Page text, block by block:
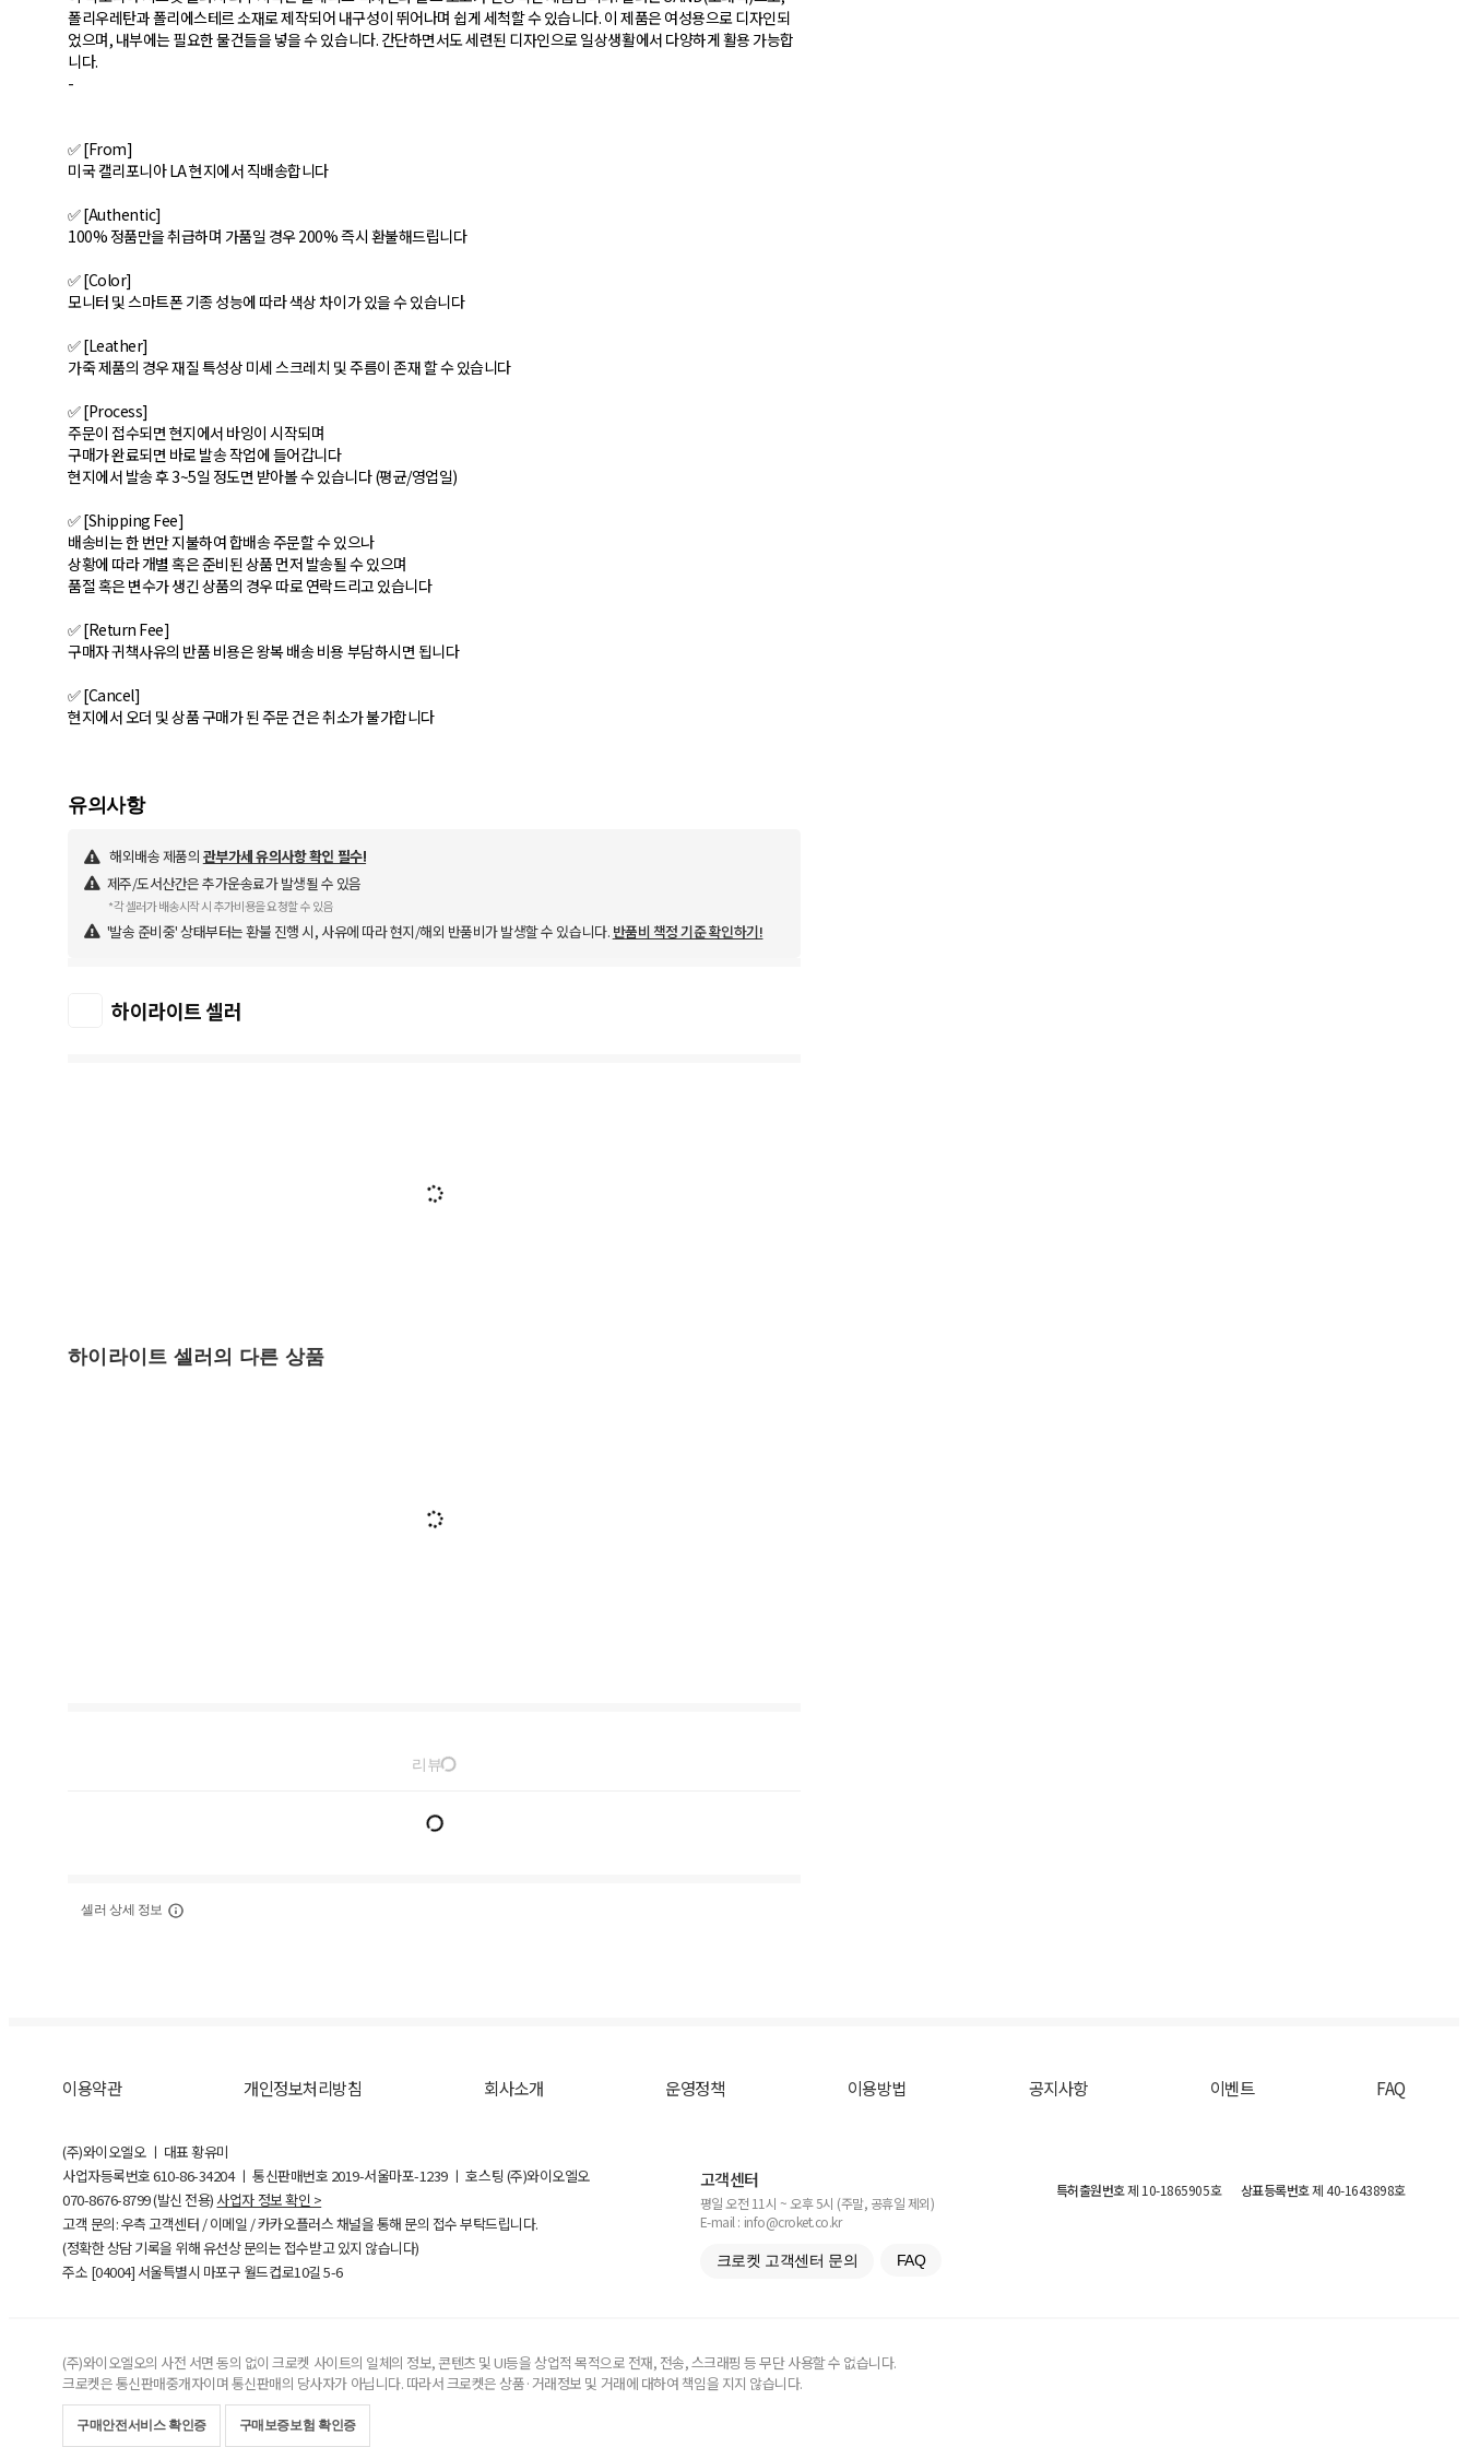
폴리우레탄과 폴리에스테르 소재로 제작되어 내구성이 뛰어나며 쉽게 세척할 수 있습니다. 이 제품은 여성용으로 디자인되
었으며, 내부에는 필요한 물건들을 넣을 수 있습니다. 간단하면서도 세련된 디자인으로 일상생활에서 다양하게 활용 가능합
니다.
-
✅ [From]
미국 캘리포니아 LA 현지에서 직배송합니다
✅ [Authentic]
100% 정품만을 취급하며 가품일 경우 200% 즉시 환불해드립니다
✅ [Color]
모니터 및 스마트폰 기종 성능에 따라 색상 차이가 있을 수 있습니다
✅ [Leather]
가죽 제품의 경우 재질 특성상 미세 스크레치 및 주름이 존재 할 수 있습니다
✅ [Process]
주문이 접수되면 현지에서 바잉이 시작되며
구매가 완료되면 바로 발송 작업에 들어갑니다
현지에서 발송 후 3~5일 정도면 받아볼 수 있습니다 (평균/영업일)
✅ [Shipping Fee]
배송비는 한 번만 지불하여 합배송 주문할 수 있으나
상황에 따라 개별 혹은 준비된 상품 먼저 발송될 수 있으며
품절 혹은 변수가 생긴 상품의 경우 따로 연락드리고 있습니다
✅ [Return Fee]
구매자 귀책사유의 반품 비용은 왕복 배송 비용 부담하시면 됩니다
✅ [Cancel]
현지에서 오더 및 상품 구매가 된 주문 건은 취소가 불가합니다
유의사항
해외배송 제품의 관부가세 유의사항 확인 필수!
제주/도서산간은 추가운송료가 발생될 수 있음
*각 셀러가 배송시작 시 추가비용을 요청할 수 있음
'발송 준비중' 상태부터는 환불 진행 시, 사유에 따라 현지/해외 반품비가 발생할 수 있습니다. 반품비 책정 기준 확인하기!
하이라이트 셀러
하이라이트 셀러의 다른 상품
리뷰
셀러 상세 정보
이용약관 개인정보처리방침 회사소개 운영정책 이용방법 공지사항 이벤트 FAQ
(주)와이오엘오 ㅣ 대표 황유미
사업자등록번호610-86-34204ㅣ 통신판매번호 2019-서울마포-1239 ㅣ 호스팅 (주)와이오엘오
070-8676-8799 (발신 전용) 사업자 정보 확인 >
고객 문의: 우측 고객센터 / 이메일 / 카카오플러스 채널을 통해 문의 접수 부탁드립니다.
(정확한 상담 기록을 위해 유선상 문의는 접수받고 있지 않습니다)
주소 [04004] 서울특별시 마포구 월드컵로10길5-6
고객센터
평일 오전 11시 ~ 오후 5시 (주말, 공휴일 제외)
E-mail : info@croket.co.kr
크로켓 고객센터 문의 FAQ
특허출원번호제 10-1865905호 상표등록번호제 40-1643898호
(주)와이오엘오의 사전 서면 동의 없이 크로켓 사이트의 일체의 정보, 콘텐츠 및 UI등을 상업적 목적으로 전재, 전송, 스크래핑 등 무단 사용할 수 없습니다.
크로켓은 통신판매중개자이며 통신판매의 당사자가 아닙니다. 따라서 크로켓은 상품·거래정보 및 거래에 대하여 책임을 지지 않습니다.
구매안전서비스 확인증 구매보증보험 확인증